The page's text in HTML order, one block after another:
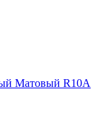
Матовый R10A